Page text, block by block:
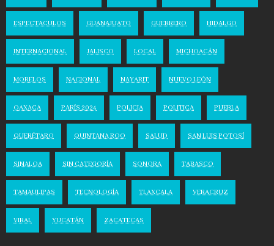
ESPECTACULOS GUANAJUATO GUERRERO HIDALGO
INTERNACIONAL JALISCO LOCAL MICHOACÁN
MORELOS NACIONAL NAYARIT NUEVO LEÓN
OAXACA PARÍS 2024 POLICIA POLITICA PUEBLA
QUERÉTARO QUINTANA ROO SALUD SAN LUIS POTOSÍ
SINALOA SIN CATEGORÍA SONORA TABASCO
TAMAULIPAS TECNOLOGÍA TLAXCALA VERACRUZ
VIRAL YUCATÁN ZACATECAS